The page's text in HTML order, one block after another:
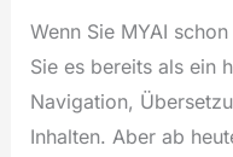
Wenn Sie MYAI
Sie es bereits als ein
Navigation,
Inhalten. Aber ab